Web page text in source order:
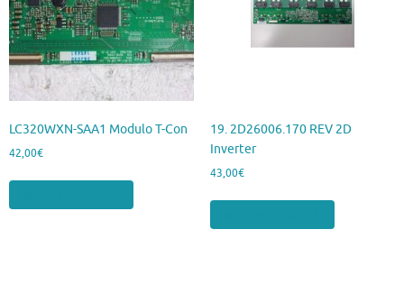
LC320WXN-SAA1 Modulo T-Con
42,00€
19. 2D26006.170 REV 2D
Inverter
43,00€